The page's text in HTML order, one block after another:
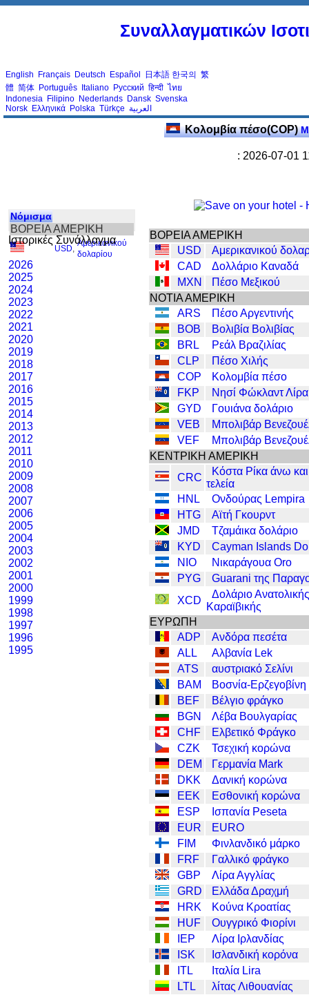
Συναλλαγματικών
English Français Deutsch Español 日本語 한국의 繁
體 简体 Português Italiano Русский हिन्दी ไทย
Indonesia Filipino Nederlands Dansk Svenska
Norsk Ελληνικά Polska Türkçe العربية
Νόμισμα
ΒΟΡΕΙΑ ΑΜΕΡΙΚΗ
USD
Αμερικανικού
δολαρίου
Ιστορικές Συνάλλαγμα
2026
2025
2024
2023
2022
2021
2020
2019
2018
2017
2016
2015
2014
2013
2012
2011
2010
2009
2008
2007
2006
2005
2004
2003
2002
2001
2000
1999
1998
1997
1996
1995
Κολομβία πέσο(COP)
: 2026-07-01
ΒΟΡΕΙΑ ΑΜΕΡΙΚΗ
USD
Αμερικανικού
CAD
Δολλάριο Καναδά
MXN
Πέσο Μεξικού
ΝΟΤΙΑ ΑΜΕΡΙΚΗ
ARS
Πέσο Αργεντινής
BOB
Βολιβία Βολιβίας
BRL
Ρεάλ Βραζιλίας
CLP
Πέσο Χιλής
COP
Κολομβία πέσο
FKP
Νησί Φώκλαντ Λίρα
GYD
Γουιάνα δολάριο
VEB
Μπολιβάρ
VEF
Μπολιβάρ
ΚΕΝΤΡΙΚΗ ΑΜΕΡΙΚΗ
CRC
Κόστα Ρίκα άνω
τελεία
HNL
Ονδούρας Lempira
HTG
Αϊτή Γκουρντ
JMD
Τζαμάικα δολάριο
KYD
Cayman Islands
NIO
Νικαράγουα Oro
PYG
Guarani της
XCD
Δολάριο Ανατολικής
Καραϊβικής
ΕΥΡΩΠΗ
ADP
Ανδόρα πεσέτα
ALL
Αλβανία Lek
ATS
αυστριακό Σελίνι
BAM
Βοσνία-
BEF
Βέλγιο φράγκο
BGN
Λέβα Βουλγαρίας
CHF
Ελβετικό Φράγκο
CZK
Τσεχική κορώνα
DEM
Γερμανία Mark
DKK
Δανική κορώνα
EEK
Εσθονική κορώνα
ESP
Ισπανία Peseta
EUR
EURO
FIM
Φινλανδικό μάρκο
FRF
Γαλλικό φράγκο
GBP
Λίρα Αγγλίας
GRD
Ελλάδα Δραχμή
HRK
Κούνα Κροατίας
HUF
Ουγγρικό Φιορίνι
IEP
Λίρα Ιρλανδίας
ISK
Ισλανδική κορόνα
ITL
Ιταλία Lira
LTL
λίτας Λιθουανίας